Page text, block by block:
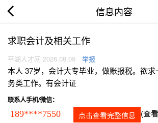
信息内容
求职会计及相关工作
平湖人才网 2026.08.09 举报
本人 37岁，会计大专毕业，做账报税。欲
务类工作。有会计证
联系人手机/微信：
189****7550 点击查看完整信息 (查